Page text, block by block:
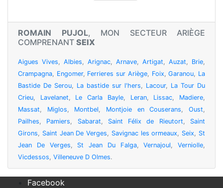
ROMAIN PUJOL, MON SECTEUR ARIÈGE
COMPRENANT SEIX
Aigues Vives, Albies, Arignac, Arnave, Artigat, Auzat, Brie,
Crampagna, Engomer, Ferrieres sur Ariège, Foix,Garanou, La
Bastide De Serou, La bastide sur l'hers, Lacour, La Tour Du
Crieu, Lavelanet, Le Carla Bayle, Leran, Lissac, Madiere,
Massat, Miglos, Montbel, Montjoie en Couserans,Oust,
Pailhes, Pamiers, Sabarat, Saint Félix de Rieutort, Saint
Girons, Saint Jean De Verges, Savignac les ormeaux, Seix, St
Jean De Verges, St Jean Du Falga,Vernajoul, Verniolle,
Vicdessos, Villeneuve D Olmes.
Facebook